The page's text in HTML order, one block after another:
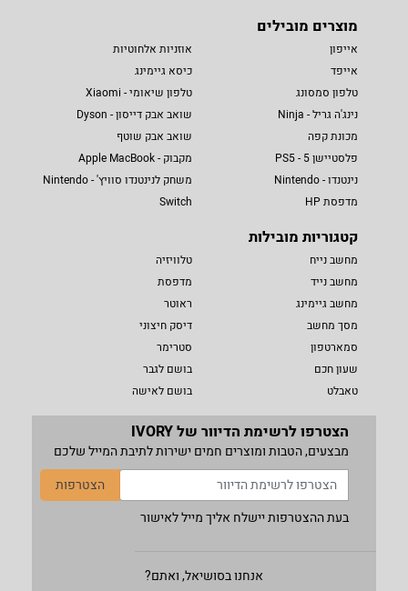
מוצרים מובילים
אייפון
אייפד
טלפון סמסונג
נינג'ה גריל - Ninja
מכונת קפה
פלסטיישן 5 - PS5
נינטנדו - Nintendo
מדפסת HP
אוזניות אלחוטיות
כיסא גיימינג
טלפון שיאומי - Xiaomi
שואב אבק דייסון - Dyson
שואב אבק שוטף
מקבוק - Apple MacBook
משחק לנינטנדו סוויץ' - Nintendo
Switch
קטגוריות מובילות
מחשב נייח
מחשב נייד
מחשב גיימינג
מסך מחשב
סמארטפון
שעון חכם
טאבלט
טלוויזיה
מדפסת
ראוטר
דיסק חיצוני
סטרימר
בושם לגבר
בושם לאישה
הצטרפו לרשימת הדיוור של IVORY
מבצעים, הטבות ומוצרים חמים ישירות לתיבת המייל שלכם
הצטרפות
בעת ההצטרפות יישלח אליך מייל לאישור
אנחנו בסושיאל, ואתם?